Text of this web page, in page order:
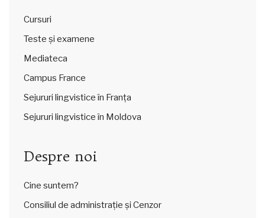
Cursuri
Teste și examene
Mediateca
Campus France
Sejururi lingvistice în Franța
Sejururi lingvistice în Moldova
Despre noi
Cine suntem?
Consiliul de administrație și Cenzor